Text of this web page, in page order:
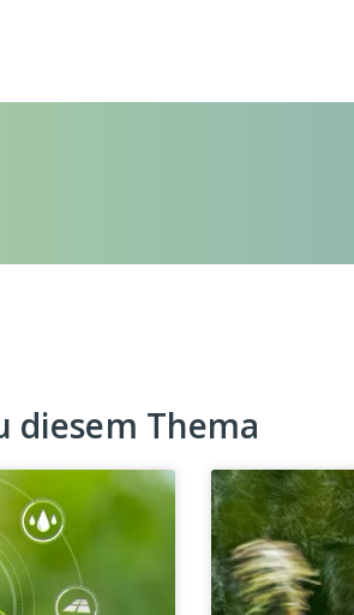
diesem Thema